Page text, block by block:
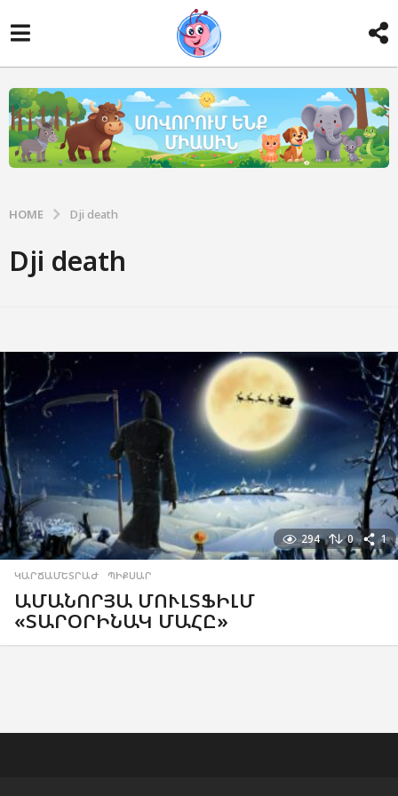
HOME Dji death
Dji death
294 0 1
ԿԱՐՃԱՄԵՏՐԱԺ ,ՊԻՔՍԱՐ
ԱՄԱՆՈՐՅԱ ՄՈՒԼՏՖԻԼՄ
«ՏԱՐՕՐԻՆԱԿ ՄԱՀԸ»